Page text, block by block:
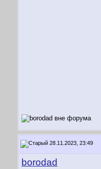
28.11.2023, 23:49
borodad